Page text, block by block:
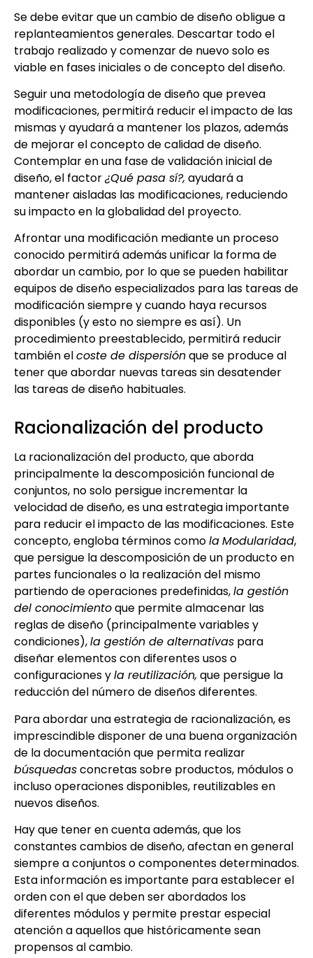
Se debe evitar que un cambio de diseño obligue a
replanteamientos generales. Descartar todo el
trabajo realizado y comenzar de nuevo solo es
viable en fases iniciales o de concepto del diseño.
Seguir una metodología de diseño que prevea
modificaciones, permitirá reducir el impacto de las
mismas y ayudará a mantener los plazos, además
de mejorar el concepto de calidad de diseño.
Contemplar en una fase de validación inicial de
diseño, el factor¿Qué pasa sí?, ayudará a
mantener aisladas las modificaciones, reduciendo
su impacto en la globalidad del proyecto.
Afrontar una modificación mediante un proceso
conocido permitirá además unificar la forma de
abordar un cambio, por lo que se pueden habilitar
equipos de diseño especializados para las tareas de
modificación siempre y cuando haya recursos
disponibles (y esto no siempre es así). Un
procedimiento preestablecido, permitirá reducir
también elcoste de dispersiónque se produce al
tener que abordar nuevas tareas sin desatender
las tareas de diseño habituales.
Racionalización del producto
La racionalización del producto, que aborda
principalmente la descomposición funcional de
conjuntos, no solo persigue incrementar la
velocidad de diseño, es una estrategia importante
para reducir el impacto de las modificaciones. Este
concepto, engloba términos comolaModularidad,
que persigue la descomposición de un producto en
partes funcionales o la realización del mismo
partiendo de operaciones predefinidas,la gestión
del conocimientoque permite almacenar las
reglas de diseño (principalmente variables y
condiciones),la gestión de alternativas para
diseñar elementos con diferentes usos o
configuraciones yla reutilización, que persigue la
reducción del número de diseños diferentes.
Para abordar una estrategia de racionalización, es
imprescindible disponer de una buena organización
de la documentación que permita realizar
búsquedasconcretas sobre productos, módulos o
incluso operaciones disponibles, reutilizables en
nuevos diseños.
Hay que tener en cuenta además, que los
constantes cambios de diseño, afectan en general
siempre a conjuntos o componentes determinados.
Esta información es importante para establecer el
orden con el que deben ser abordados los
diferentes módulos y permite prestar especial
atención a aquellos que históricamente sean
propensos al cambio.